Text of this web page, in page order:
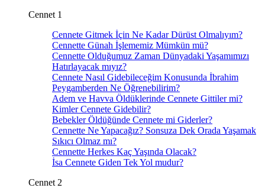
Cennet 1
Cennete Gitmek İçin Ne Kadar Dürüst Olmalıyım?
Cennette Günah İşlememiz Mümkün mü?
Cennette Olduğumuz Zaman Dünyadaki Yaşamımızı
Hatırlayacak mıyız?
Cennete Nasıl Gidebileceğim Konusunda İbrahim
Peygamberden Ne Öğrenebilirim?
Adem ve Havva Öldüklerinde Cennete Gittiler mi?
Kimler Cennete Gidebilir?
Bebekler Öldüğünde Cennete mi Giderler?
Cennette Ne Yapacağız? Sonsuza Dek Orada Yaşamak
Sıkıcı Olmaz mı?
Cennette Herkes Kaç Yaşında Olacak?
İsa Cennete Giden Tek Yol mudur?
Cennet 2